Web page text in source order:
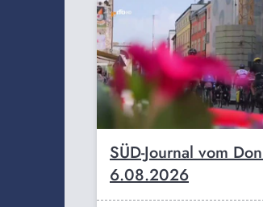
SÜD-Journal vom
6.08.2026